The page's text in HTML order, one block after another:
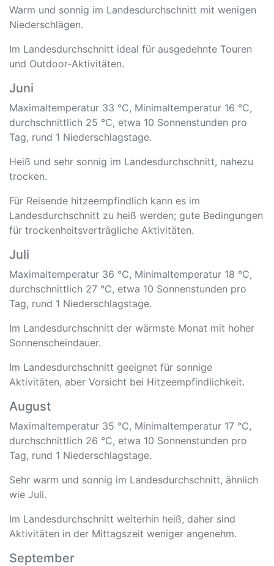
Warm und sonnig im Landesdurchschnitt mit wenigen
Niederschlägen.
Im Landesdurchschnitt ideal für ausgedehnte Touren
und Outdoor-Aktivitäten.
Juni
Maximaltemperatur 33 °C, Minimaltemperatur 16 °C,
durchschnittlich 25 °C, etwa 10 Sonnenstunden pro
Tag, rund 1 Niederschlagstage.
Heiß und sehr sonnig im Landesdurchschnitt, nahezu
trocken.
Für Reisende hitzeempfindlich kann es im
Landesdurchschnitt zu heiß werden; gute Bedingungen
für trockenheitsverträgliche Aktivitäten.
Juli
Maximaltemperatur 36 °C, Minimaltemperatur 18 °C,
durchschnittlich 27 °C, etwa 10 Sonnenstunden pro
Tag, rund 1 Niederschlagstage.
Im Landesdurchschnitt der wärmste Monat mit hoher
Sonnenscheindauer.
Im Landesdurchschnitt geeignet für sonnige
Aktivitäten, aber Vorsicht bei Hitzeempfindlichkeit.
August
Maximaltemperatur 35 °C, Minimaltemperatur 17 °C,
durchschnittlich 26 °C, etwa 10 Sonnenstunden pro
Tag, rund 1 Niederschlagstage.
Sehr warm und sonnig im Landesdurchschnitt, ähnlich
wie Juli.
Im Landesdurchschnitt weiterhin heiß, daher sind
Aktivitäten in der Mittagszeit weniger angenehm.
September